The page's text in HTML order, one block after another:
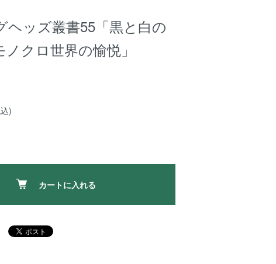
ヘッズ叢書55「黒と白の
クロ世界の愉悦」
)
カートに入れる